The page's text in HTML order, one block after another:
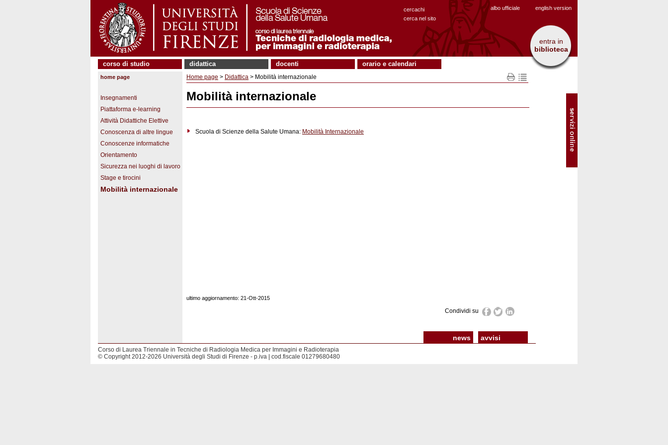
english version
entra in
biblioteca
albo ufficiale
cercachi
cerca nel sito
Servizi
online
corso di studio didattica docenti orario e calendari
home page
Insegnamenti
Piattaforma e-learning
Attività Didattiche Elettive
Conoscenza di altre lingue
Conoscenze informatiche
Orientamento
Sicurezza nei luoghi di lavoro
Stage e tirocini
Mobilità internazionale
Home page > Didattica > Mobilità internazionale
Mobilità internazionale
Scuola di Scienze della Salute Umana: Mobilità Internazionale
ultimo aggiornamento: 21-Ott-2015
Condividi su
news avvisi
Corso di Laurea Triennale in Tecniche di Radiologia Medica per Immagini e Radioterapia
© Copyright 2012-2026 Università degli Studi di Firenze - p.iva | cod.fiscale 01279680480